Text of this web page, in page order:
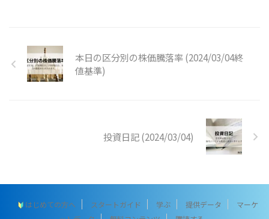
本日の区分別の株価騰落率 (2024/03/04終
値基準)
投資日記 (2024/03/04)
はじめての方へ スタートガイド 学ぶ 提供データ
マーケ